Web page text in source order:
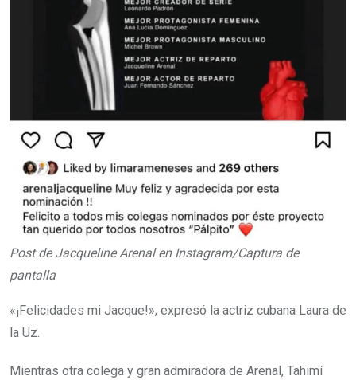
Post de Jacqueline Arenal en Instagram/Captura de
pantalla
«¡Felicidades mi Jacque!», expresó la actriz cubana Laura de
la Uz.
Mientras otra colega y gran admiradora de Arenal, Tahimí